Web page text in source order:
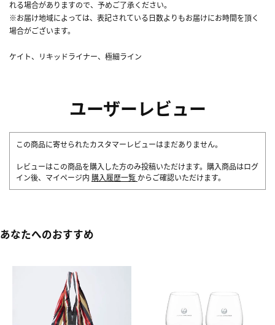
れる場合がありますので、予めご了承ください。
※お届け地域によっては、表記されている日数よりもお届けにお時間を頂く
場合がございます。
ケイト、リキッドライナー、極細ライン
ユーザーレビュー
この商品に寄せられたカスタマーレビューはまだありません。
レビューはこの商品を購入した方のみ投稿いただけます。購入商品はログ
イン後、マイページ内 購入履歴一覧 からご確認いただけます。
あなたへのおすすめ